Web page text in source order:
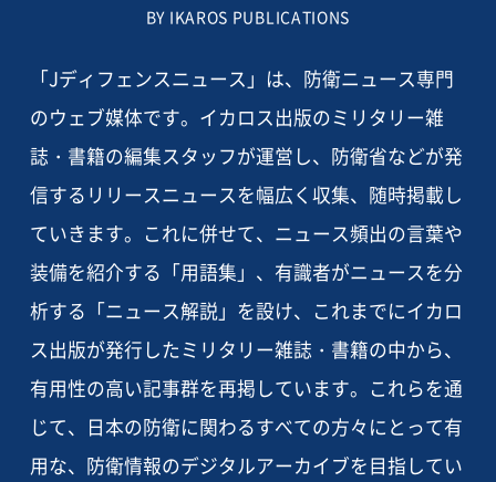
BY IKAROS PUBLICATIONS
「Jディフェンスニュース」は、防衛ニュース専門
のウェブ媒体です。イカロス出版のミリタリー雑
誌・書籍の編集スタッフが運営し、防衛省などが発
信するリリースニュースを幅広く収集、随時掲載し
ていきます。これに併せて、ニュース頻出の言葉や
装備を紹介する「用語集」、有識者がニュースを分
析する「ニュース解説」を設け、これまでにイカロ
ス出版が発行したミリタリー雑誌・書籍の中から、
有用性の高い記事群を再掲しています。これらを通
じて、日本の防衛に関わるすべての方々にとって有
用な、防衛情報のデジタルアーカイブを目指してい